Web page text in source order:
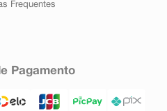
Frequentes
Pagamento